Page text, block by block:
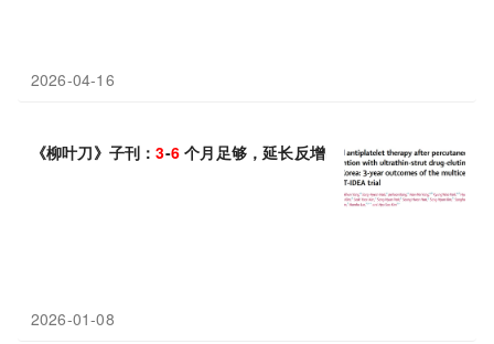
2026-04-16
《柳叶刀》子刊：3-6个月足够，延长反增出血风险
2026-01-08